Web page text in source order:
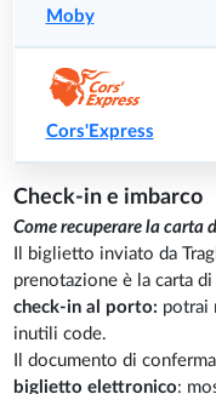
Moby
Cors'Express
Check-in e imbarco
Come recuperare la carta
Il biglietto inviato da
prenotazione è la carta di
check-in al porto: potrai
inutili code.
Il documento di
biglietto elettronico: